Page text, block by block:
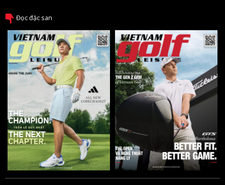
Đọc đặc san